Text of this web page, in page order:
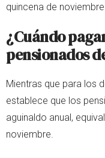
quincena de
¿Cuándo
pensionados
Mientras que para los
establece que los
aguinaldo anual,
noviembre.